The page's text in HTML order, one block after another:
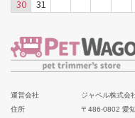
30
31
運営会社
ジャペル株式会
住所
〒486-0802 愛